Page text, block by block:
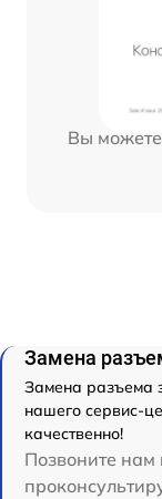
Вы можете
Замена
Замена разъема
нашего сервис-
качественно!
Позвоните